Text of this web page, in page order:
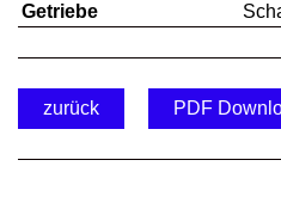
Getriebe
zurück PDF